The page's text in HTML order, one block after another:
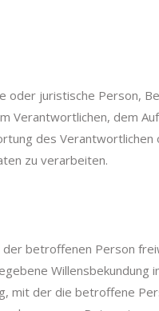
oder juristische Person,
Verantwortlichen, dem
des
zu verarbeiten.
der betroffenen Person
mit der die betroffene